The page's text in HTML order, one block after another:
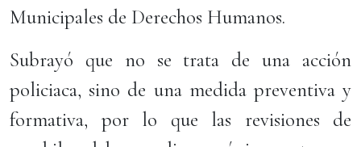
Municipales de Derechos Humanos.
Subrayó que no se trata de una acción
policiaca, sino de una medida preventiva y
formativa, por lo que las revisiones de